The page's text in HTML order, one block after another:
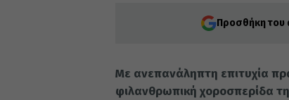
Προσθήκη του
Με ανεπανάληπτη επιτυχία
φιλανθρωπική χοροσπερίδα